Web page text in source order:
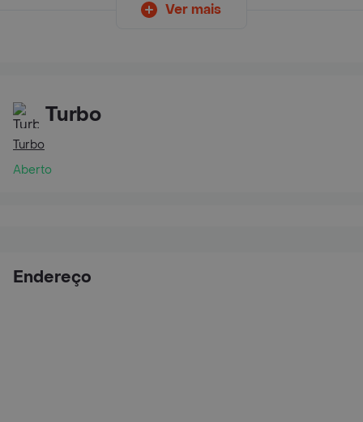
Ver mais
Turbo
Turbo
Aberto
Endereço